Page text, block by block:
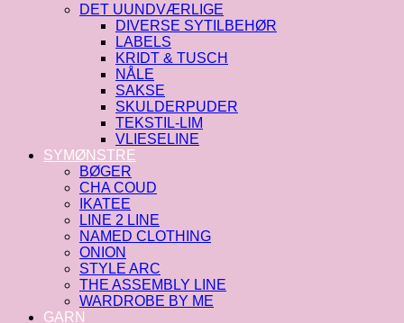
DET UUNDVÆRLIGE
DIVERSE SYTILBEHØR
LABELS
KRIDT & TUSCH
NÅLE
SAKSE
SKULDERPUDER
TEKSTIL-LIM
VLIESELINE
SYMØNSTRE
BØGER
CHA COUD
IKATEE
LINE 2 LINE
NAMED CLOTHING
ONION
STYLE ARC
THE ASSEMBLY LINE
WARDROBE BY ME
GARN